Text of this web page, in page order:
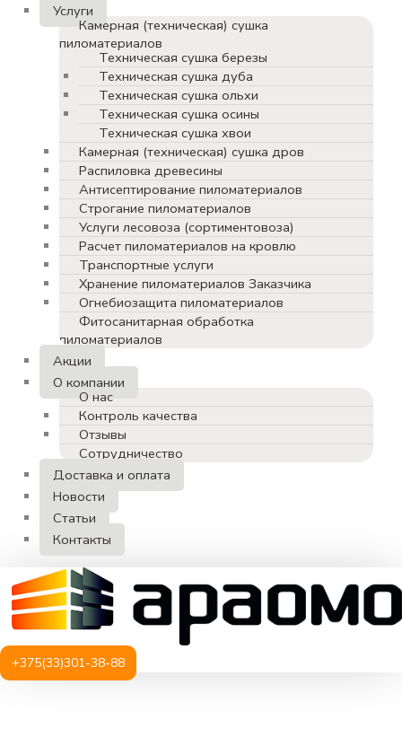
Услуги
Камерная (техническая) сушка
пиломатериалов
Техническая сушка березы
Техническая сушка дуба
Техническая сушка ольхи
Техническая сушка осины
Техническая сушка хвои
Камерная (техническая) сушка дров
Распиловка древесины
Антисептирование пиломатериалов
Строгание пиломатериалов
Услуги лесовоза (сортиментовоза)
Расчет пиломатериалов на кровлю
Транспортные услуги
Хранение пиломатериалов Заказчика
Огнебиозащита пиломатериалов
Фитосанитарная обработка
пиломатериалов
Акции
О компании
О нас
Контроль качества
Отзывы
Сотрудничество
Доставка и оплата
Новости
Статьи
Контакты
+375(33)301-38-88